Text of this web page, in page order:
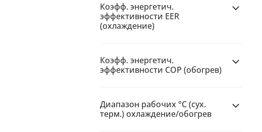
Коэфф. энергетич.
эффективности EER
(охлаждение)
Коэфф. энергетич.
эффективности COP (обогрев)
Диапазон рабочих °C (сух.
терм.) охлаждение/обогрев